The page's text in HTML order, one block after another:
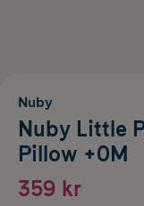
Nuby
Nuby Little
Pillow +0M
359 kr